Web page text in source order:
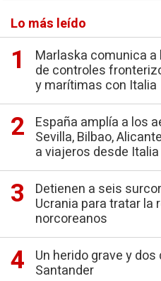
Lo más leído
Marlaska comunica
de controles
y marítimas con Italia
España amplía a los
Sevilla, Bilbao,
a viajeros desde Italia
Detienen a seis
Ucrania para tratar la
norcoreanos
Un herido grave y
Santander